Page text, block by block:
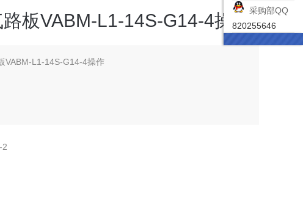
板VABM-L1-14S-G14-4操作
VABM-L1-14S-G14-4操作
2
采购部QQ
820255646